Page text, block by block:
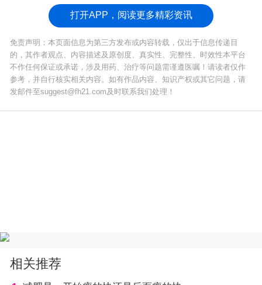
调整减重方式或就医咨询。
打开APP，阅读更多精彩资讯
免责声明：本页面信息为第三方发布或内容转载，仅出于信息传递目
的，其作者观点、内容描述及原创度、真实性、完整性、时效性本平台
不作任何保证或承诺，涉及用药、治疗等问题需谨遵医嘱！请读者仅作
参考，并自行核实相关内容。如有作品内容、知识产权或其它问题，请
发邮件至suggest@fh21.com及时联系我们处理！
相关推荐